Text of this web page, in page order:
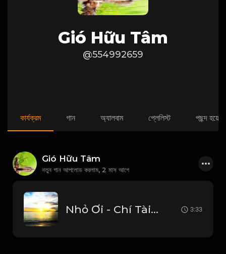
Gió Hữu Tâm
@554992659
কার্যক্রম গান অ্যালবাম প্লেলিস্ট পছন্দ হয়েছে
Gió Hữu Tâm
নতুন গান আপলোড করলাম, 2 মাস আগে
Nhỏ Ơi - Chí Tài Full Beat Tưởng Nhớ Danh Hài Chí Tài_1782008672743 3:33